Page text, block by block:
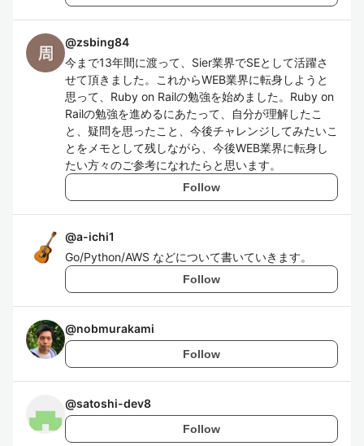
@zsbing84
今まで13年間に渡って、Sier業界でSEとして活躍さ
せて頂きました。これからWEB業界に転身しようと
思って、Ruby on Railの勉強を始めました。Ruby on
Railの勉強を進めるにあたって、自分が理解したこ
と、疑問を思ったこと、今後チャレンジしてみたいこ
とをメモとして残しながら、今後WEB業界に転身し
たい方々のご参考になれたらと思います。
Follow
@a-ichi1
Go/Python/AWS などについて書いていきます。
Follow
@nobmurakami
Follow
@satoshi-dev8
Follow